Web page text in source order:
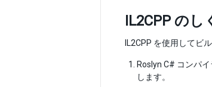
IL2CPP のし
IL2CPP を使用してビ
Roslyn C# コンパ
します。